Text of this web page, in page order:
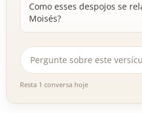
Como esses despojos se
Moisés?
Resta 1 conversa hoje